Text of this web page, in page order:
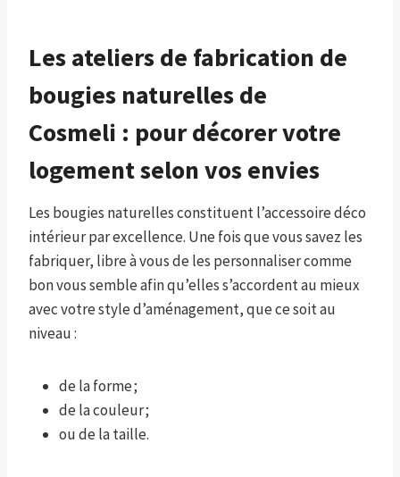
Les ateliers de fabrication de
bougies naturelles de
Cosmeli : pour décorer votre
logement selon vos envies
Les bougies naturelles constituent l’accessoire déco
intérieur par excellence. Une fois que vous savez les
fabriquer, libre à vous de les personnaliser comme
bon vous semble afin qu’elles s’accordent au mieux
avec votre style d’aménagement, que ce soit au
niveau :
de la forme ;
de la couleur ;
ou de la taille.